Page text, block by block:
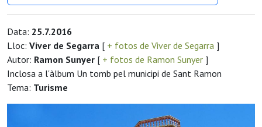
Data: 25.7.2016
Lloc: Viver de Segarra [ + fotos de Viver de Segarra ]
Autor: Ramon Sunyer [ + fotos de Ramon Sunyer ]
Inclosa a l'àlbum Un tomb pel municipi de Sant Ramon
Tema: Turisme